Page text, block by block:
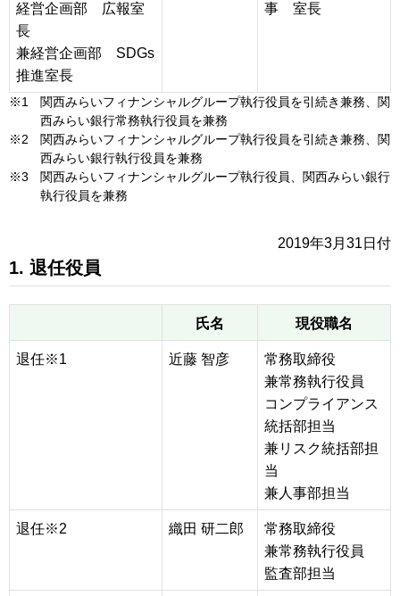
経営企画部 広報室
長
兼経営企画部 SDGs
推進室長
事 室長
※1
関西みらいフィナンシャルグループ執行役員を引続き兼務、関
西みらい銀行常務執行役員を兼務
※2
関西みらいフィナンシャルグループ執行役員を引続き兼務、関
西みらい銀行執行役員を兼務
※3
関西みらいフィナンシャルグループ執行役員、関西みらい銀行
執行役員を兼務
2019年3月31日付
1. 退任役員
氏名 現役職名
退任※1 近藤 智彦
常務取締役
兼常務執行役員
コンプライアンス
統括部担当
兼リスク統括部担
当
兼人事部担当
退任※2 織田 研二郎
常務取締役
兼常務執行役員
監査部担当